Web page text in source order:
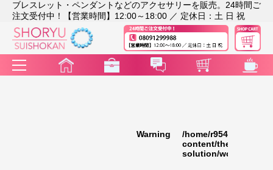
ブレスレット・ペンダントなどのアクセサリーを販売。24時間ご
注文受付中！【営業時間】12:00～18:00 ／ 定休日：土 日 祝
Warning
/home/r9541948/
content/themes/
solution/